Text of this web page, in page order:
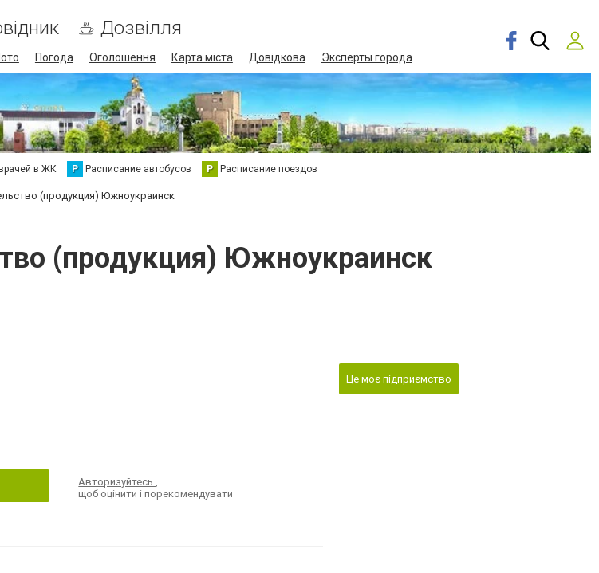
Дозвілля
Погода Оголошення Карта міста Довідкова Эксперты города
в ЖК Р Расписание автобусов Р Расписание поездов
(продукция) Южноукраинск
(продукция) Южноукраинск
Авторизуйтесь,
щоб оцінити і порекомендувати
Це моє підприємство